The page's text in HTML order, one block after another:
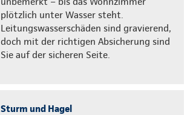
plötzlich unter Wasser steht.
Leitungswasserschäden sind gravierend,
doch mit der richtigen Absicherung sind
Sie auf der sicheren Seite.
Sturm und Hagel